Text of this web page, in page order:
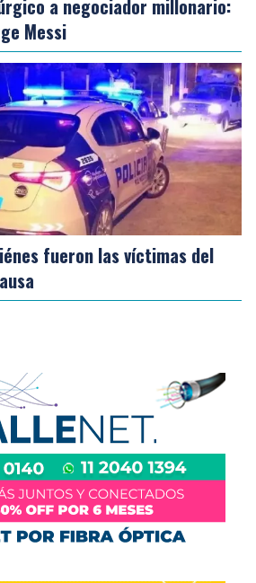
a negociador millonario:
Messi
fueron las víctimas del